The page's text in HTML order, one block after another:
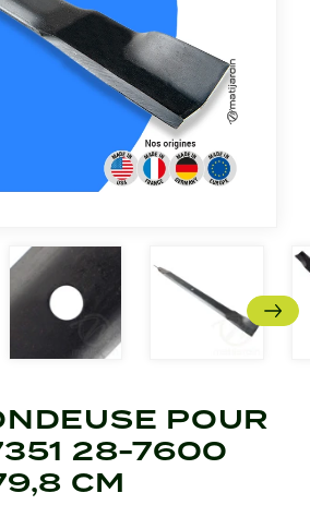
POUR
28-7600
CM